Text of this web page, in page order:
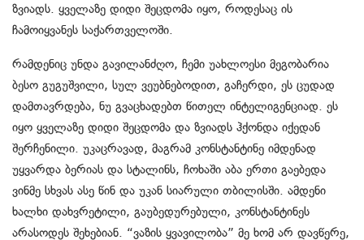
ზვიადს. ყველაზე დიდი შეცდომა იყო, როდესაც ის
ჩამოიყვანეს საქართველოში.
რამდენიც უნდა გავილანძღო, ჩემი უახლოესი მეგობარია
ბესო გუგუშვილი, სულ ვეუბნებოდით, გაჩერდი, ეს ცუდად
დამთავრდება, ნუ გვაცხადებთ წითელ ინტელიგენციად. ეს
იყო ყველაზე დიდი შეცდომა და ზვიადს ჰქონდა იქედან
შერჩენილი. უკაცრავად, მაგრამ კონსტანტინე იმდენად
უყვარდა ბერიას და სტალინს, ჩოხაში აბა ერთი გაებედა
ვინმე სხვას ასე წინ და უკან სიარული თბილისში. ამდენი
ხალხი დახვრეტილი, გაუბედურებული, კონსტანტინეს
არასოდეს შეხებიან. “ვაზის ყვავილობა” მე ხომ არ დავწერე,